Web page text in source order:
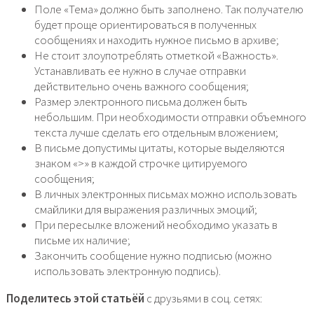
Поле «Тема» должно быть заполнено. Так получателю
будет проще ориентироваться в полученных
сообщениях и находить нужное письмо в архиве;
Не стоит злоупотреблять отметкой «Важность».
Устанавливать ее нужно в случае отправки
действительно очень важного сообщения;
Размер электронного письма должен быть
небольшим. При необходимости отправки объемного
текста лучше сделать его отдельным вложением;
В письме допустимы цитаты, которые выделяются
знаком «>» в каждой строчке цитируемого
сообщения;
В личных электронных письмах можно использовать
смайлики для выражения различных эмоций;
При пересылке вложений необходимо указать в
письме их наличие;
Закончить сообщение нужно подписью (можно
использовать электронную подпись).
Поделитесь этой статьёй с друзьями в соц. сетях: